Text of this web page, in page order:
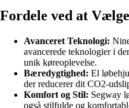
Fordele ved at
Avanceret Teknologi:
avancerede teknologier i
unik køreoplevelse.
Bæredygtighed: El
der reducerer dit CO2-
Komfort og Stil: Segway
også stilfulde og